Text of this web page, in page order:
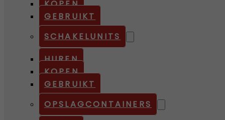
KOPEN
GEBRUIKT
SCHAKELUNITS
HUREN
KOPEN
GEBRUIKT
OPSLAGCONTAINERS